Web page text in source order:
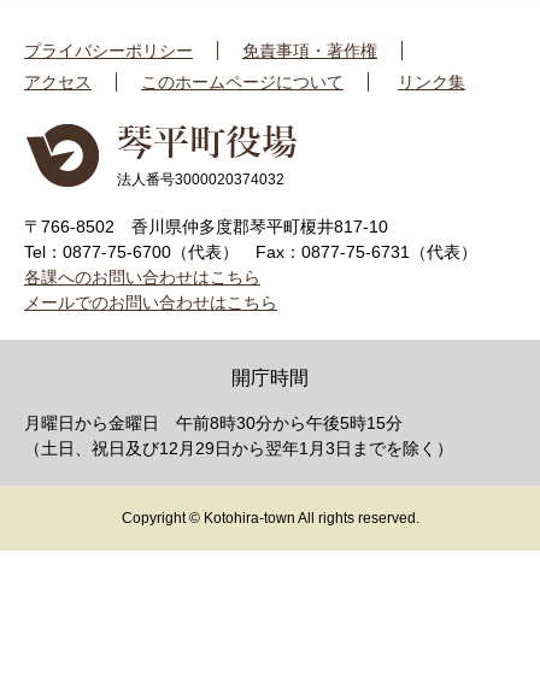
プライバシーポリシー
免責事項・著作権
アクセス
このホームページについて リンク集
法人番号3000020374032
〒766-8502 香川県仲多度郡琴平町榎井817-10
Tel：0877-75-6700（代表）
Fax：0877-75-6731（代表）
各課へのお問い合わせはこちら
メールでのお問い合わせはこちら
開庁時間
月曜日から金曜日 午前8時30分から午後5時15分
（土日、祝日及び12月29日から翌年1月3日までを除く）
Copyright © Kotohira-town All rights reserved.